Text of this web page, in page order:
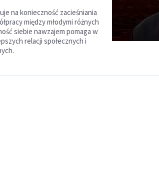
na konieczność zacieśniania
między młodymi różnych
siebie nawzajem pomaga w
relacji społecznych i